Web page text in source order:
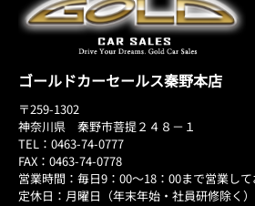
ゴールドカーセールス秦野本店
〒259-1302
神奈川県 秦野市菩提２４８－１
TEL：0463-74-0777
FAX：0463-74-0778
営業時間：毎日9：00～18：00まで営業して
定休日：月曜日（年末年始・社員研修除く）